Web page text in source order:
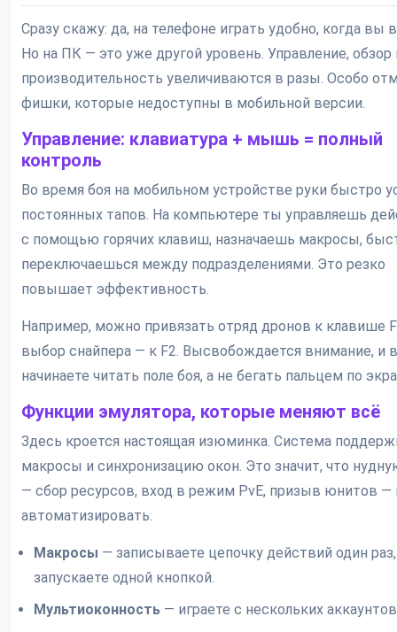
Сразу скажу: да, на телефоне играть удобно, когда вы
Но на ПК — это уже другой уровень. Управление, обзор
производительность увеличиваются в разы. Особо
фишки, которые недоступны в мобильной версии.
Управление: клавиатура + мышь = полный
контроль
Во время боя на мобильном устройстве руки быстро
постоянных тапов. На компьютере ты управляешь
с помощью горячих клавиш, назначаешь макросы,
переключаешься между подразделениями. Это резко
повышает эффективность.
Например, можно привязать отряд дронов к клавише
выбор снайпера — к F2. Высвобождается внимание, и
начинаете читать поле боя, а не бегать пальцем по
Функции эмулятора, которые меняют всё
Здесь кроется настоящая изюминка. Система
макросы и синхронизацию окон. Это значит, что
— сбор ресурсов, вход в режим PvE, призыв юнитов
автоматизировать.
Макросы — записываете цепочку действий один раз,
запускаете одной кнопкой.
Мультиоконность — играете с нескольких